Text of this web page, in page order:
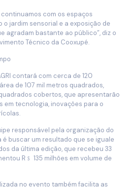
com os espaços
jardim sensorial e a exposição de
agradam bastante ao público”, diz o
Técnico da Cooxupé.
contará com cerca de 120
de 107 mil metros quadrados,
cobertos, que apresentarão
em tecnologia, inovações para o
responsável pela organização do
é buscar um resultado que se iguale
da última edição, que recebeu 33
R﹩ 135 milhões em volume de
no evento também facilita as